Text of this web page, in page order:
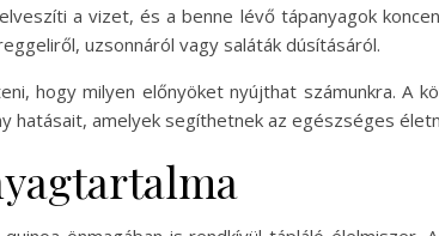
a vizet, és a benne lévő tápanyagok
uzsonnáról vagy saláták dúsításáról.
hogy milyen előnyöket nyújthat számunkra. A
amelyek segíthetnek az egészséges